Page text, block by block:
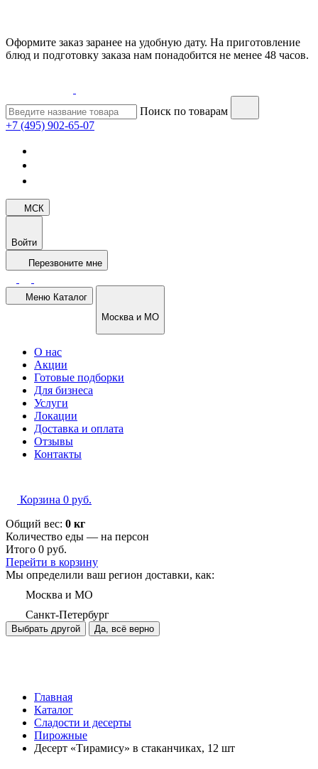
Оформите заказ заранее на удобную дату. На приготовление
блюд и подготовку заказа нам понадобится не менее 48 часов.
Поиск по товарам
+7 (495) 902-65-07
МСК
Войти
Перезвоните мне
Меню Каталог
Москва и МО
О нас
Акции
Готовые подборки
Для бизнеса
Услуги
Локации
Доставка и оплата
Отзывы
Контакты
Корзина 0 руб.
Общий вес: 0 кг
Количество еды — на персон
Итого 0 руб.
Перейти в корзину
Мы определили ваш регион доставки, как:
Москва и МО
Санкт-Петербург
Выбрать другой Да, всё верно
Главная
Каталог
Сладости и десерты
Пирожные
Десерт «Тирамису» в стаканчиках, 12 шт